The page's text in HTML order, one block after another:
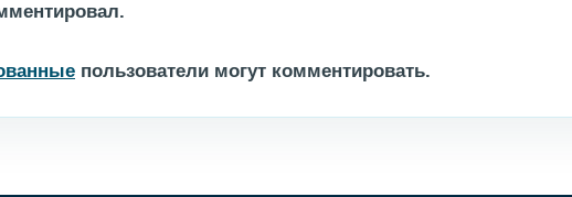
пользователи могут комментировать.